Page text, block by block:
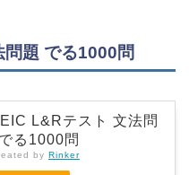
題 でる1000問
L&Rテスト 文法問
る1000問
by Rinker